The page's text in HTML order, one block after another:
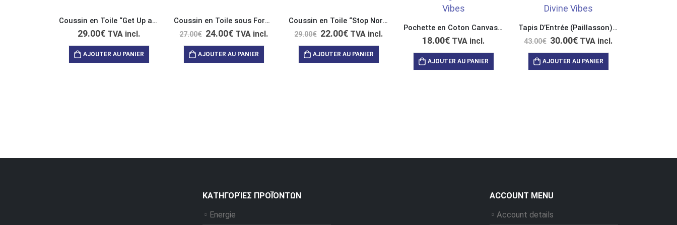
Coussin en Toile “Get Up and Enjoy this Life”
29.00€ TVA incl.
AJOUTER AU PANIER
Coussin en Toile sous Forme de Nuage “Crystal Clear Area”
27.00€ 24.00€ TVA incl.
AJOUTER AU PANIER
Coussin en Toile “Stop Normal Start Magic”
29.00€ 22.00€ TVA incl.
AJOUTER AU PANIER
Pochette en Coton Canvas “Stop Normal Start Magic”
18.00€ TVA incl.
AJOUTER AU PANIER
Tapis D’Entrée (Paillasson) Imperial “Divine Vibes Inside”
43.00€ 30.00€ TVA incl.
AJOUTER AU PANIER
ΚΑΤΗΓΟΡΊΕΣ ΠΡΟΪΌΝΤΩΝ
Energie
ACCOUNT MENU
Account details